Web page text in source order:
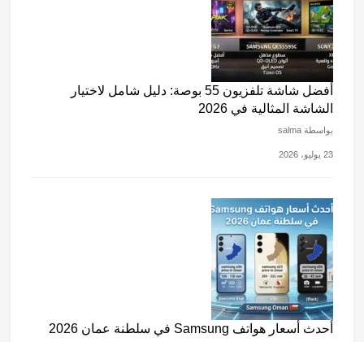
أفضل شاشة تلفزيون 55 بوصة: دليل شامل لاختيار
الشاشة المثالية في 2026
بواسطة salma
23 يوليو، 2026
أحدث أسعار هواتف Samsung في سلطنة عمان 2026